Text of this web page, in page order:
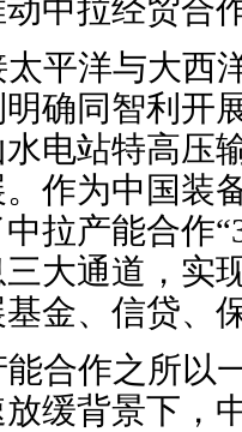
中拉经贸合
太平洋与大西
确同智利开
电站特高压
作为中国装
拉产能合作
大通道，实
金、信贷、
合作之所以
缓背景下，